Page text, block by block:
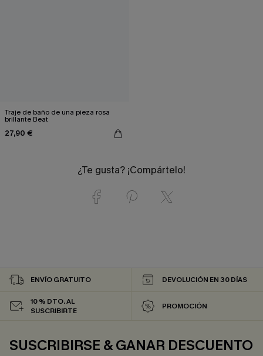
Traje de baño de una pieza rosa
brillante Beat
27,90 €
¿Te gusta? ¡Compártelo!
ENVÍO GRATUITO DEVOLUCIÓN EN 30 DÍAS
10 % DTO. AL
SUSCRIBIRTE
PROMOCIÓN
SUSCRIBIRSE & GANAR DESCUENTO